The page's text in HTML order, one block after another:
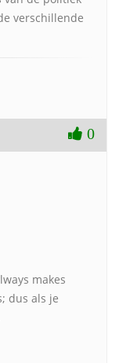
verschillende
0
makes
dus als je